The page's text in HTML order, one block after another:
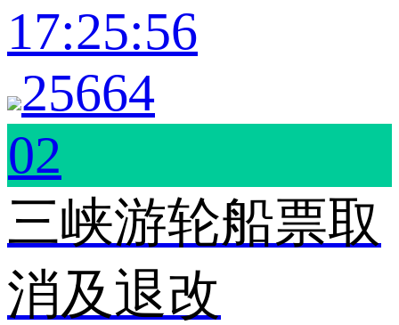
17:25:56
25664
02
三峡游轮船票取
消及退改